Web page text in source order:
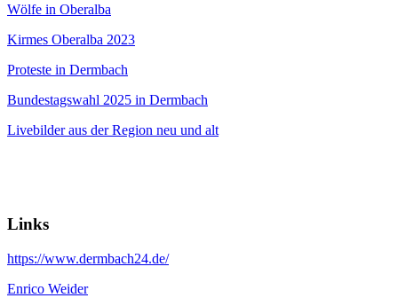
Wölfe in Oberalba
Kirmes Oberalba 2023
Proteste in Dermbach
Bundestagswahl 2025 in Dermbach
Livebilder aus der Region neu und alt
Links
https://www.dermbach24.de/
Enrico Weider